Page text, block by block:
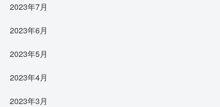
2023年7月
2023年6月
2023年5月
2023年4月
2023年3月